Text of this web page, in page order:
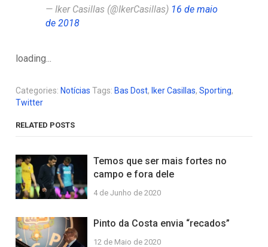
— Iker Casillas (@IkerCasillas) 16 de maio
de 2018
loading...
Categories: Notícias Tags: Bas Dost, Iker Casillas,Sporting,
Twitter
RELATED POSTS
Temos que ser mais fortes no
campo e fora dele
4 de Junho de 2020
Pinto da Costa envia “recados”
12 de Maio de 2020